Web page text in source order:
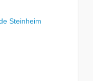
Steinheim